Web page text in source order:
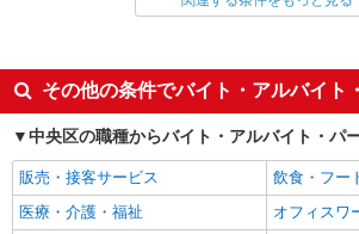
キープ 詳
派遣社員
株式会社シーエーセールススタッフ/tkOR39600a
時給1500円〜1600円 給与例 264,000円＋交
通費全額＋残業代一分単
時間30分×22日勤務の場合
ご経験により異なります。
東京都中央区銀座8丁目
同じ特徴から銀座駅の求人を探す
高収入・高額
週払い
上場企業・上場企業のグループ会
社
交通費支給
同じ職種から求人を探す
その他の条件でバイト・アルバイト
中央区の職種からバイト・アルバイト・パ
販売・接客サービス
飲食・フー
医療・介護・福祉
オフィスワ